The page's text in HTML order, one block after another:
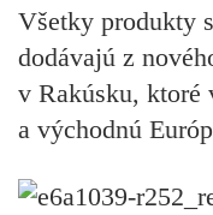
Všetky produkty
dodávajú z
v Rakúsku, ktoré
a východnú